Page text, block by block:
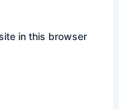
in this browser